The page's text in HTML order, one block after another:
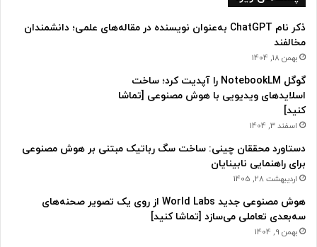
ذکر نام ChatGPT به‌عنوان نویسنده در مقاله‌های علمی؛ دانشمندان
مخالفند
بهمن 18, 1404
گوگل NotebookLM را آپدیت کرد؛ ساخت
اسلایدهای ویدیویی با هوش مصنوعی [تماشا
کنید]
اسفند 3, 1404
دستاورد محققان چینی: ساخت سگ رباتیک مبتنی بر هوش مصنوعی
برای راهنمایی نابینایان
اردیبهشت 28, 1405
هوش مصنوعی جدید World Labs از روی یک تصویر صحنه‌های
سه‌بعدی تعاملی می‌سازد [تماشا کنید]
بهمن 9, 1404